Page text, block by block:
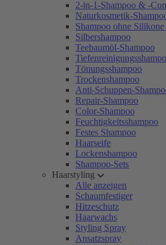
2-in-1-Shampoo & -
Naturkosmetik-
Shampoo ohne
Silbershampoo
Teebaumöl-Shampoo
Tönungsshampoo
Trockenshampoo
Anti-Schuppen-
Repair-Shampoo
Color-Shampoo
Feuchtigkeitsshampoo
Festes Shampoo
Haarseife
Lockenshampoo
Shampoo-Sets
Haarstyling
Alle anzeigen
Schaumfestiger
Hitzeschutz
Haarwachs
Styling Spray
Ansatzspray